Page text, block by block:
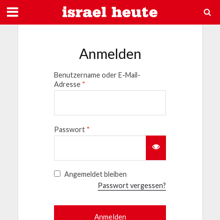
Anmelden
Benutzername oder E-Mail-
Adresse *
Passwort *
Angemeldet bleiben
Passwort vergessen?
Anmelden